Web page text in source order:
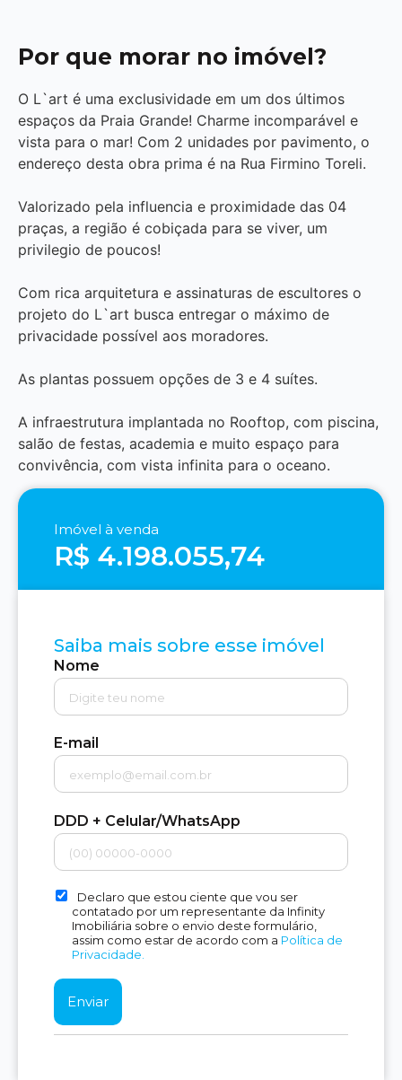
Por que morar no imóvel?
O L`art é uma exclusividade em um dos últimos
espaços da Praia Grande! Charme incomparável e
vista para o mar! Com 2 unidades por pavimento, o
endereço desta obra prima é na Rua Firmino Toreli.
Valorizado pela influencia e proximidade das 04
praças, a região é cobiçada para se viver, um
privilegio de poucos!
Com rica arquitetura e assinaturas de escultores o
projeto do L`art busca entregar o máximo de
privacidade possível aos moradores.
As plantas possuem opções de 3 e 4 suítes.
A infraestrutura implantada no Rooftop, com piscina,
salão de festas, academia e muito espaço para
convivência, com vista infinita para o oceano.
Imóvel à venda
R$ 4.198.055,74
Saiba mais sobre esse imóvel
Nome
E-mail
DDD + Celular/WhatsApp
Declaro que estou ciente que vou ser
contatado por um representante da Infinity
Imobiliária sobre o envio deste formulário,
assim como estar de acordo com a Política de
Privacidade.